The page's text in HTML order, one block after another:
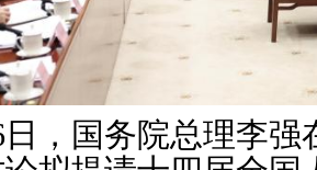
日，国务院总理李